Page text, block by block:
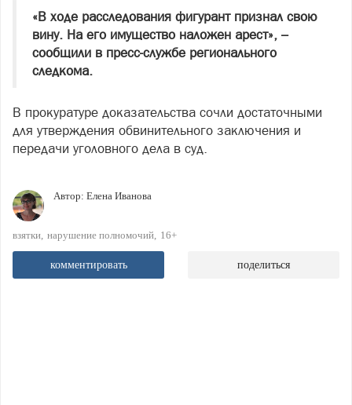
«В ходе расследования фигурант признал свою
вину. На его имущество наложен арест», –
сообщили в пресс-службе регионального
следкома.
В прокуратуре доказательства сочли достаточными
для утверждения обвинительного заключения и
передачи уголовного дела в суд.
Автор: Елена Иванова
взятки нарушение полномочий 16+
комментировать поделиться